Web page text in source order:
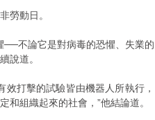
勞動日。
──不論它是對病毒的恐懼、失業的
說道。
打擊的試驗皆由機器人所執行，
組織起來的社會，”他結論道。